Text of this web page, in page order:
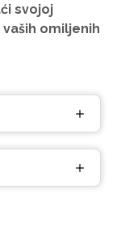
svojoj
omiljenih